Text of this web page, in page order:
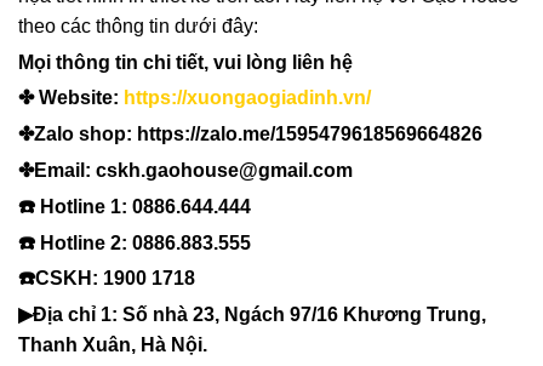
theo các thông tin dưới đây:
Mọi thông tin chi tiết, vui lòng liên hệ
✤ Website: https://xuongaogiadinh.vn/
✤Zalo shop: https://zalo.me/1595479618569664826
✤Email: cskh.gaohouse@gmail.com
☎️ Hotline 1: 0886.644.444
☎️ Hotline 2: 0886.883.555
☎️CSKH: 1900 1718
▶Địa chỉ 1: Số nhà 23, Ngách 97/16 Khương Trung,
Thanh Xuân, Hà Nội.